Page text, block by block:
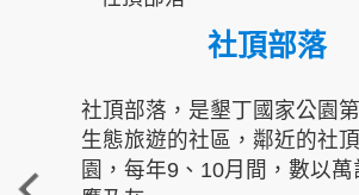
社頂部落
社頂部落，是墾丁國家公園
生態旅遊的社區，鄰近的社
園，每年9、10月間，數以萬